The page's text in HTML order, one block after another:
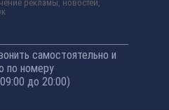
рекламы, новостей,
самостоятельно и
по номеру
до 20:00)